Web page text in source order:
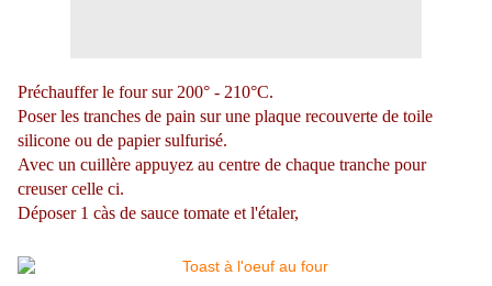
Préchauffer le four sur 200° - 210°C.
Poser les tranches de pain sur une plaque recouverte de toile
silicone ou de papier sulfurisé.
Avec un cuillère appuyez au centre de chaque tranche pour
creuser celle ci.
Déposer 1 càs de sauce tomate et l'étaler,